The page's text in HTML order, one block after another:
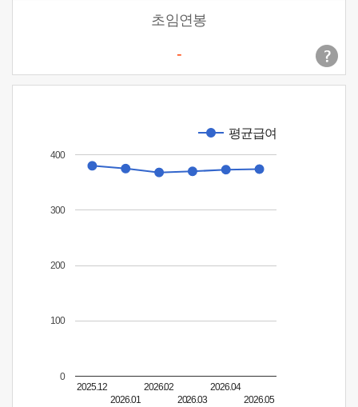
초임연봉
-
평균급여
2025.12
2026.01
2026.02
2026.03
2026.04
2026.05
0
100
200
300
400